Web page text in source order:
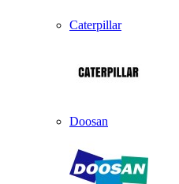
Caterpillar
Doosan